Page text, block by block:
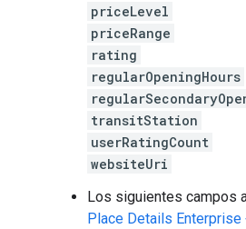
priceLevel
priceRange
rating
regularOpeningHours
transitStation
userRatingCount
websiteUri
Los siguientes campos
Place Details